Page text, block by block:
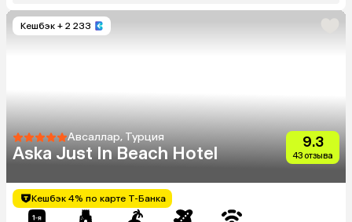
Кешбэк + 2 233
Авсаллар, Турция
Aska Just In Beach Hotel
9.3
43 отзыва
Кешбэк 4% по карте Т-Банка